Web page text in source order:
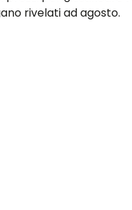
rivelati ad agosto.